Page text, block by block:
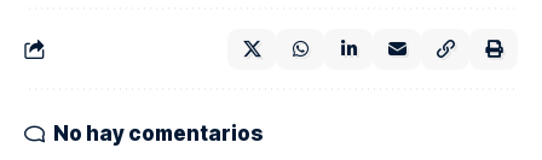
No hay comentarios